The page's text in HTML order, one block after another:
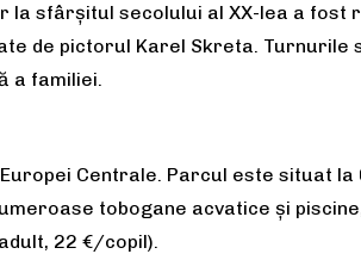
la sfârșitul secolului al XX-lea a
de pictorul Karel Skreta. Turnurile
a familiei.
Centrale. Parcul este situat la
tobogane acvatice și
22 €/copil).